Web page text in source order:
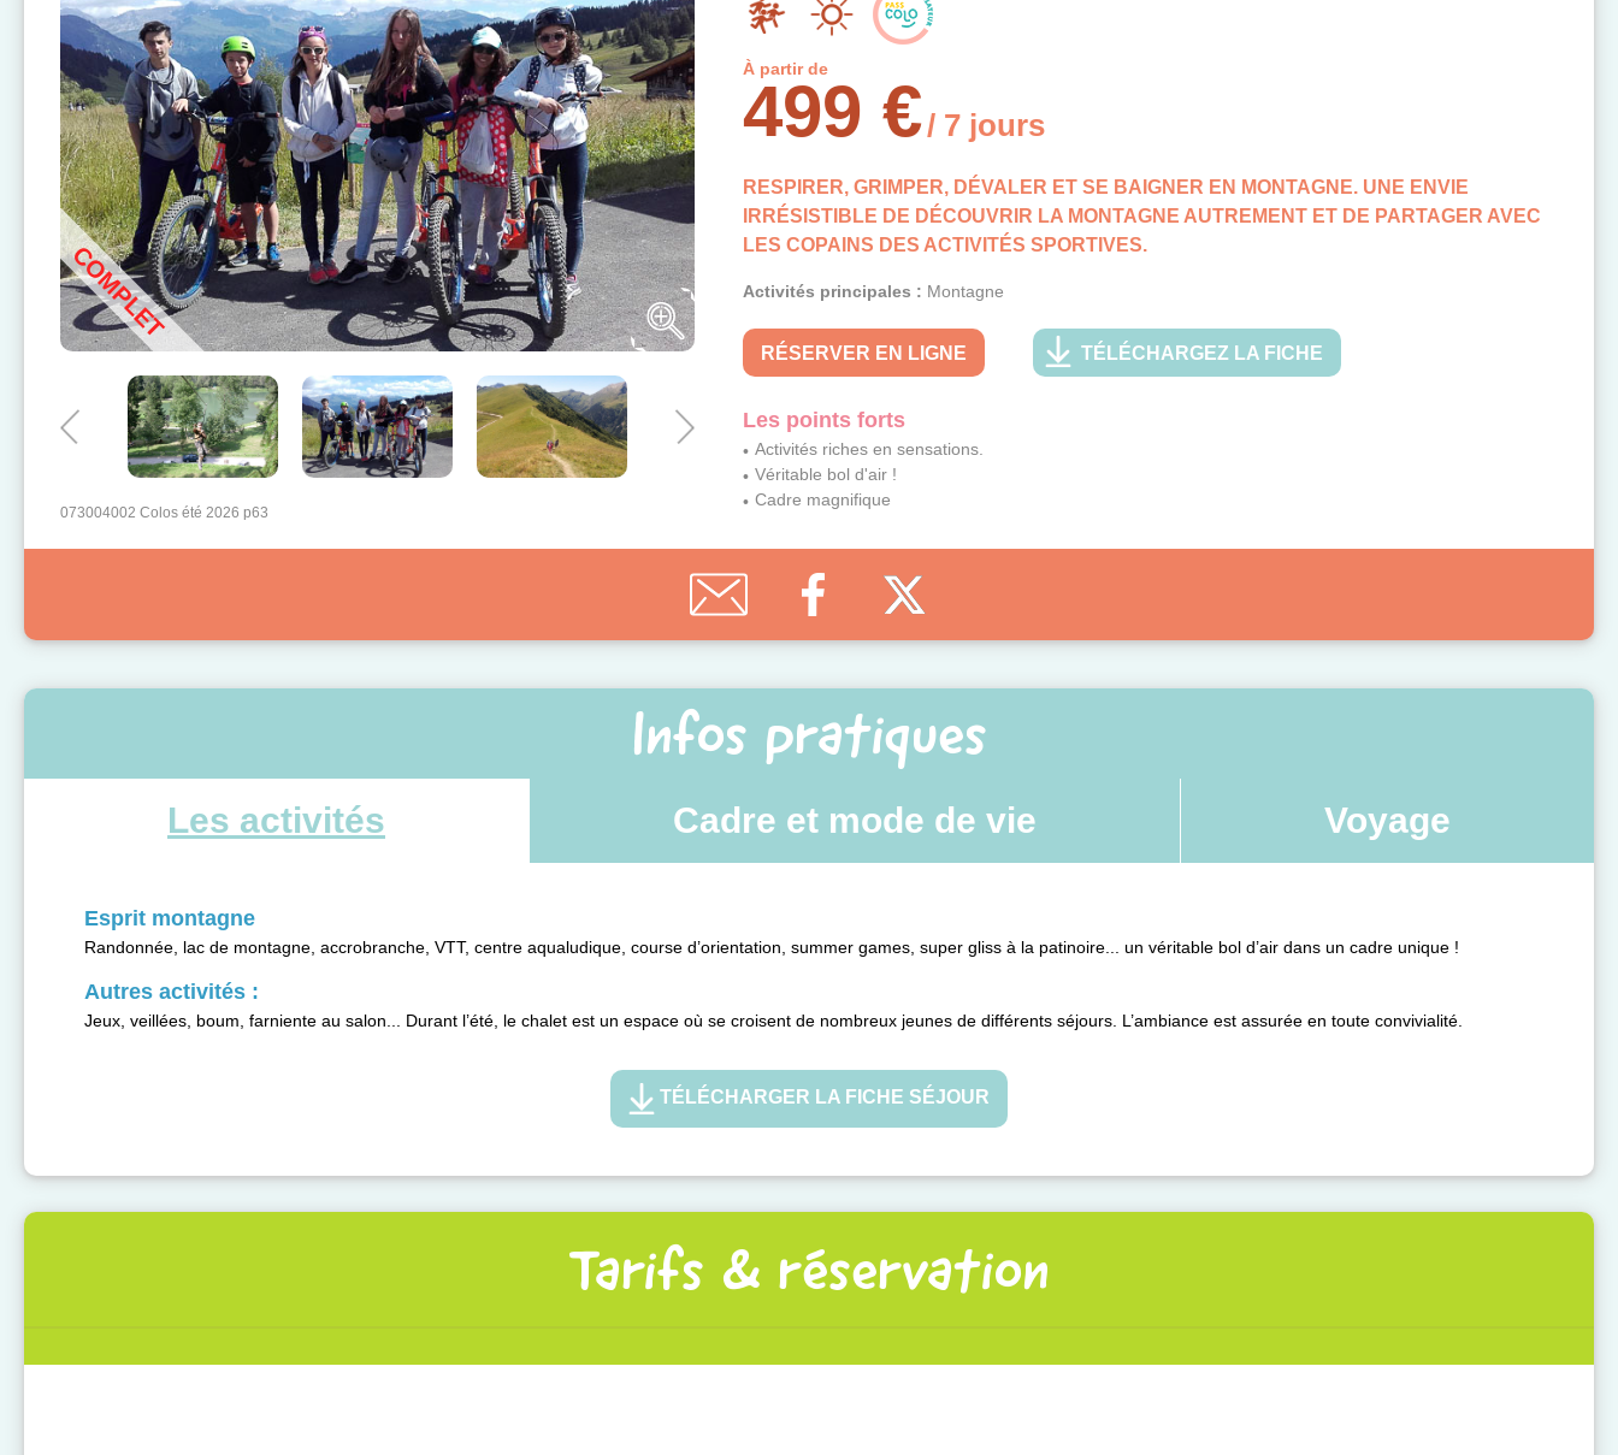
COMPLET
073004002 Colos été 2026 p63
À partir de
499 €/ 7 jours
RESPIRER, GRIMPER, DÉVALER ET SE BAIGNER EN MONTAGNE. UNE ENVIE
IRRÉSISTIBLE DE DÉCOUVRIR LA MONTAGNE AUTREMENT ET DE PARTAGER AVEC
LES COPAINS DES ACTIVITÉS SPORTIVES.
Activités principales : Montagne
RÉSERVER EN LIGNE TÉLÉCHARGEZ LA FICHE
Les points forts
Activités riches en sensations.
Véritable bol d'air !
Cadre magnifique
Infos pratiques
Les activités Cadre et mode de vie Voyage
Esprit montagne
Randonnée, lac de montagne, accrobranche, VTT, centre aqualudique, course d’orientation, summer games, super gliss à la patinoire... un véritable bol d’air dans un cadre unique !
Autres activités :
Jeux, veillées, boum, farniente au salon... Durant l’été, le chalet est un espace où se croisent de nombreux jeunes de différents séjours. L’ambiance est assurée en toute convivialité.
TÉLÉCHARGER LA FICHE SÉJOUR
Tarifs & réservation